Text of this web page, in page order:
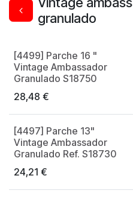
granulado
[4499] Parche 16 "
Vintage Ambassador
Granulado S18750
28,48 €
[4497] Parche 13"
Vintage Ambassador
Granulado Ref. S18730
24,21 €